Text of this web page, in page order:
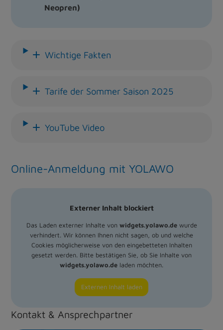
Neopren)
Wichtige Fakten
Tarife der Sommer Saison 2025
YouTube Video
Online-Anmeldung mit YOLAWO
Externer Inhalt blockiert
Das Laden externer Inhalte von widgets.yolawo.dewurde
verhindert. Wir können Ihnen nicht sagen, ob und welche
Cookies möglicherweise von den eingebetteten Inhalten
gesetzt werden. Bitte bestätigen Sie, ob Sie Inhalte von
widgets.yolawo.de laden möchten.
Externen Inhalt laden
Kontakt & Ansprechpartner